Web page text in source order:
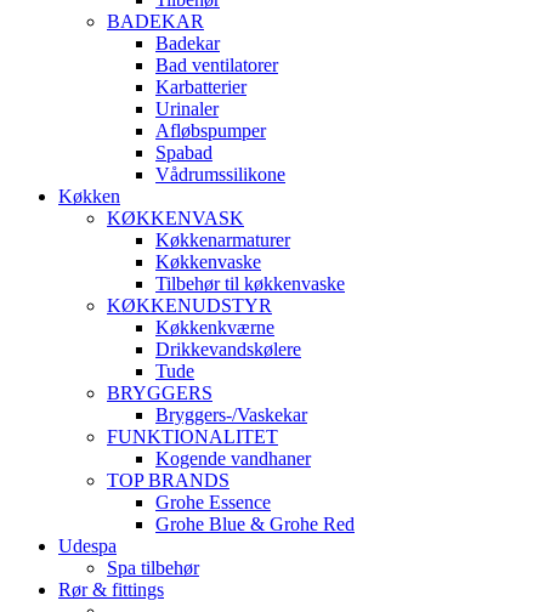
BADEKAR
Badekar
Bad ventilatorer
Karbatterier
Urinaler
Afløbspumper
Spabad
Vådrumssilikone
Køkken
KØKKENVASK
Køkkenarmaturer
Køkkenvaske
Tilbehør til køkkenvaske
KØKKENUDSTYR
Køkkenkværne
Drikkevandskølere
Tude
BRYGGERS
Bryggers-/Vaskekar
FUNKTIONALITET
Kogende vandhaner
TOP BRANDS
Grohe Essence
Grohe Blue & Grohe Red
Udespa
Spa tilbehør
Rør & fittings